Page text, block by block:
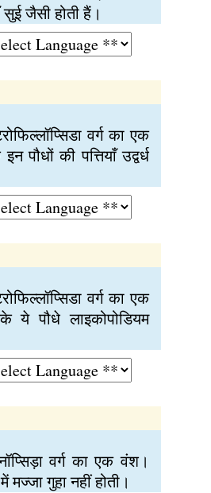
सुई जैसी होती हैं।
वर्ग का एक
पौधों की पत्तियाँ उद्वर्ध
वर्ग का एक
ये पौधे लाइकोपोडियम
वर्ग का एक वंश।
मज्जा गुहा नहीं होती।